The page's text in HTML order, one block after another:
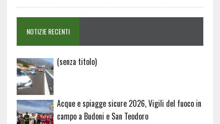
NOTIZIE RECENTI
(senza titolo)Articolo
Acque e spiagge sicure 2026, Vigili del fuoco in
campo a Budoni e San Teodoro